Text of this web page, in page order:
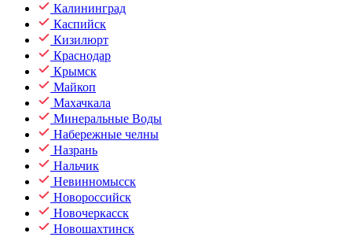
Калининград
Каспийск
Кизилюрт
Краснодар
Крымск
Майкоп
Махачкала
Минеральные Воды
Набережные челны
Назрань
Нальчик
Невинномысск
Новороссийск
Новочеркасск
Новошахтинск